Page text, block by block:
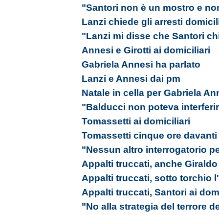
"Santori non è un mostro e
Lanzi chiede gli arresti
"Lanzi mi disse che Santori
Annesi e Girotti ai domiciliari
Gabriela Annesi ha parlato
Lanzi e Annesi dai pm
Natale in cella per Gabriela
"Balducci non poteva
Tomassetti ai domiciliari
Tomassetti cinque ore davanti
"Nessun altro interrogatorio
Appalti truccati, anche
Appalti truccati, sotto torchio
Appalti truccati, Santori ai
"No alla strategia del terrore